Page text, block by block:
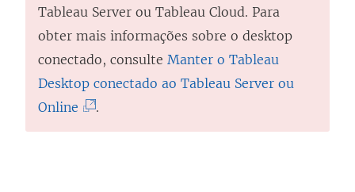
v
a
j
a
e
e
e
m
n
v
Tableau Server ou Tableau Cloud. Para
obter mais informações sobre o desktop
conectado, consulte Manter o Tableau
Desktop conectado ao Tableau Server ou
Online
O
.